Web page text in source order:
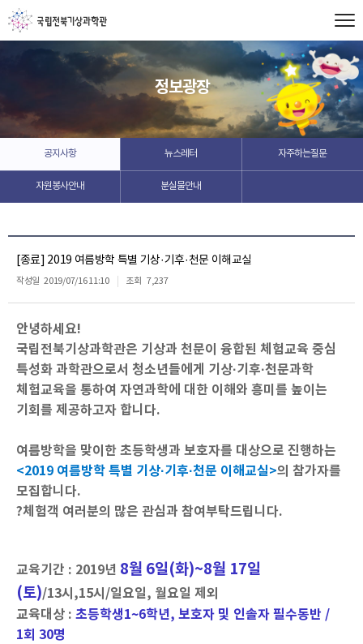
정보광장
공지사항 뉴스레터 자주하는질문
자원봉사안내 분실물안내
[종료] 2019 여름방학 특별 기상·기후·천문 이해교실
작성일 2019/07/16 11:10 조회 7,237
안녕하세요!
국립전북기상과학관은 기상과 천문이 융합된 체험교육 중심
특성화 과학관으로서 청소년들에게 기상·기후·천문과학
체험교육을 통하여 자연과학에 대한 이해와 흥미를 높이는
기회를 제공하고자 합니다.
여름방학을 맞이한 초등학생과 보호자를 대상으로 진행하는
<2019 여름방학 특별 기상·기후·천문 이해교실>의 참가자를
모집합니다.
?체험객 여러분의 많은 관심과 참여부탁드립니다.
교육기간 : 2019년 8월 6일(화)~8월 17일
(토)/13시,15시/일요일, 월요일 제외
교육대상 : 초등학생1~6학년, 보호자 및 인솔자 필수동반 /
1회 30명